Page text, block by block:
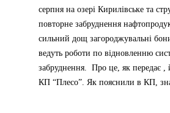
серпня на озері Кирилівське та
повторне забруднення
сильний дощ загороджувальні
ведуть роботи по відновленню
забруднення. Про це, як передає ,
КП “Плесо”. Як пояснили в КП,